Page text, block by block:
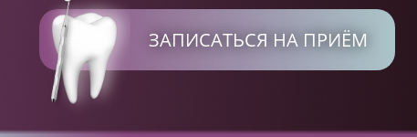
ЗАПИСАТЬСЯ НА ПРИЁМ